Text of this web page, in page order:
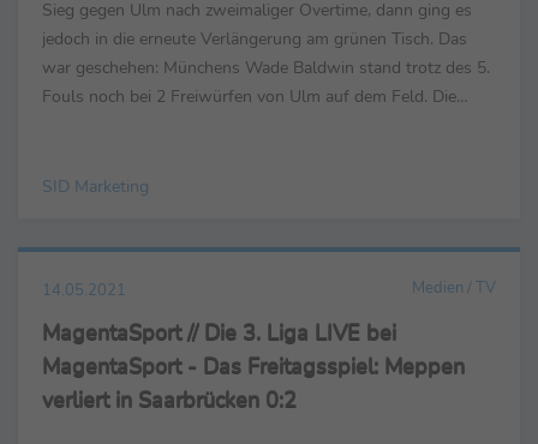
Sieg gegen Ulm nach zweimaliger Overtime, dann ging es
jedoch in die erneute Verlängerung am grünen Tisch. Das
war geschehen: Münchens Wade Baldwin stand trotz des 5.
Fouls noch bei 2 Freiwürfen von Ulm auf dem Feld. Die
SID Marketing
14.05.2021 Medien / TV
MagentaSport // Die 3. Liga LIVE bei
MagentaSport - Das Freitagsspiel: Meppen
verliert in Saarbrücken 0:2